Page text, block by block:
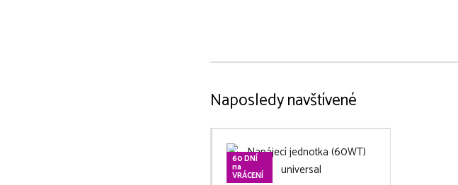
Naposledy navštívené
60 DNÍ
na
VRÁCENÍ